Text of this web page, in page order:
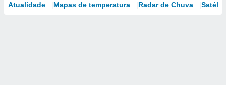
Atualidade Mapas de temperatura Radar de Chuva